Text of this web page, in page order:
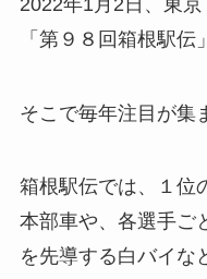
「第９８回箱根駅伝
そこで毎年注目が集
箱根駅伝では、１位
本部車や、各選手ご
を先導する白バイな